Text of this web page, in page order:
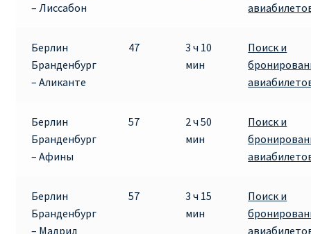
– Лиссабон
Берлин
Бранденбург
– Аликанте
47
3 ч 10
мин
Поиск и
Берлин
Бранденбург
– Афины
57
2 ч 50
мин
Поиск и
Берлин
Бранденбург
– Мадрид
57
3 ч 15
мин
Поиск и